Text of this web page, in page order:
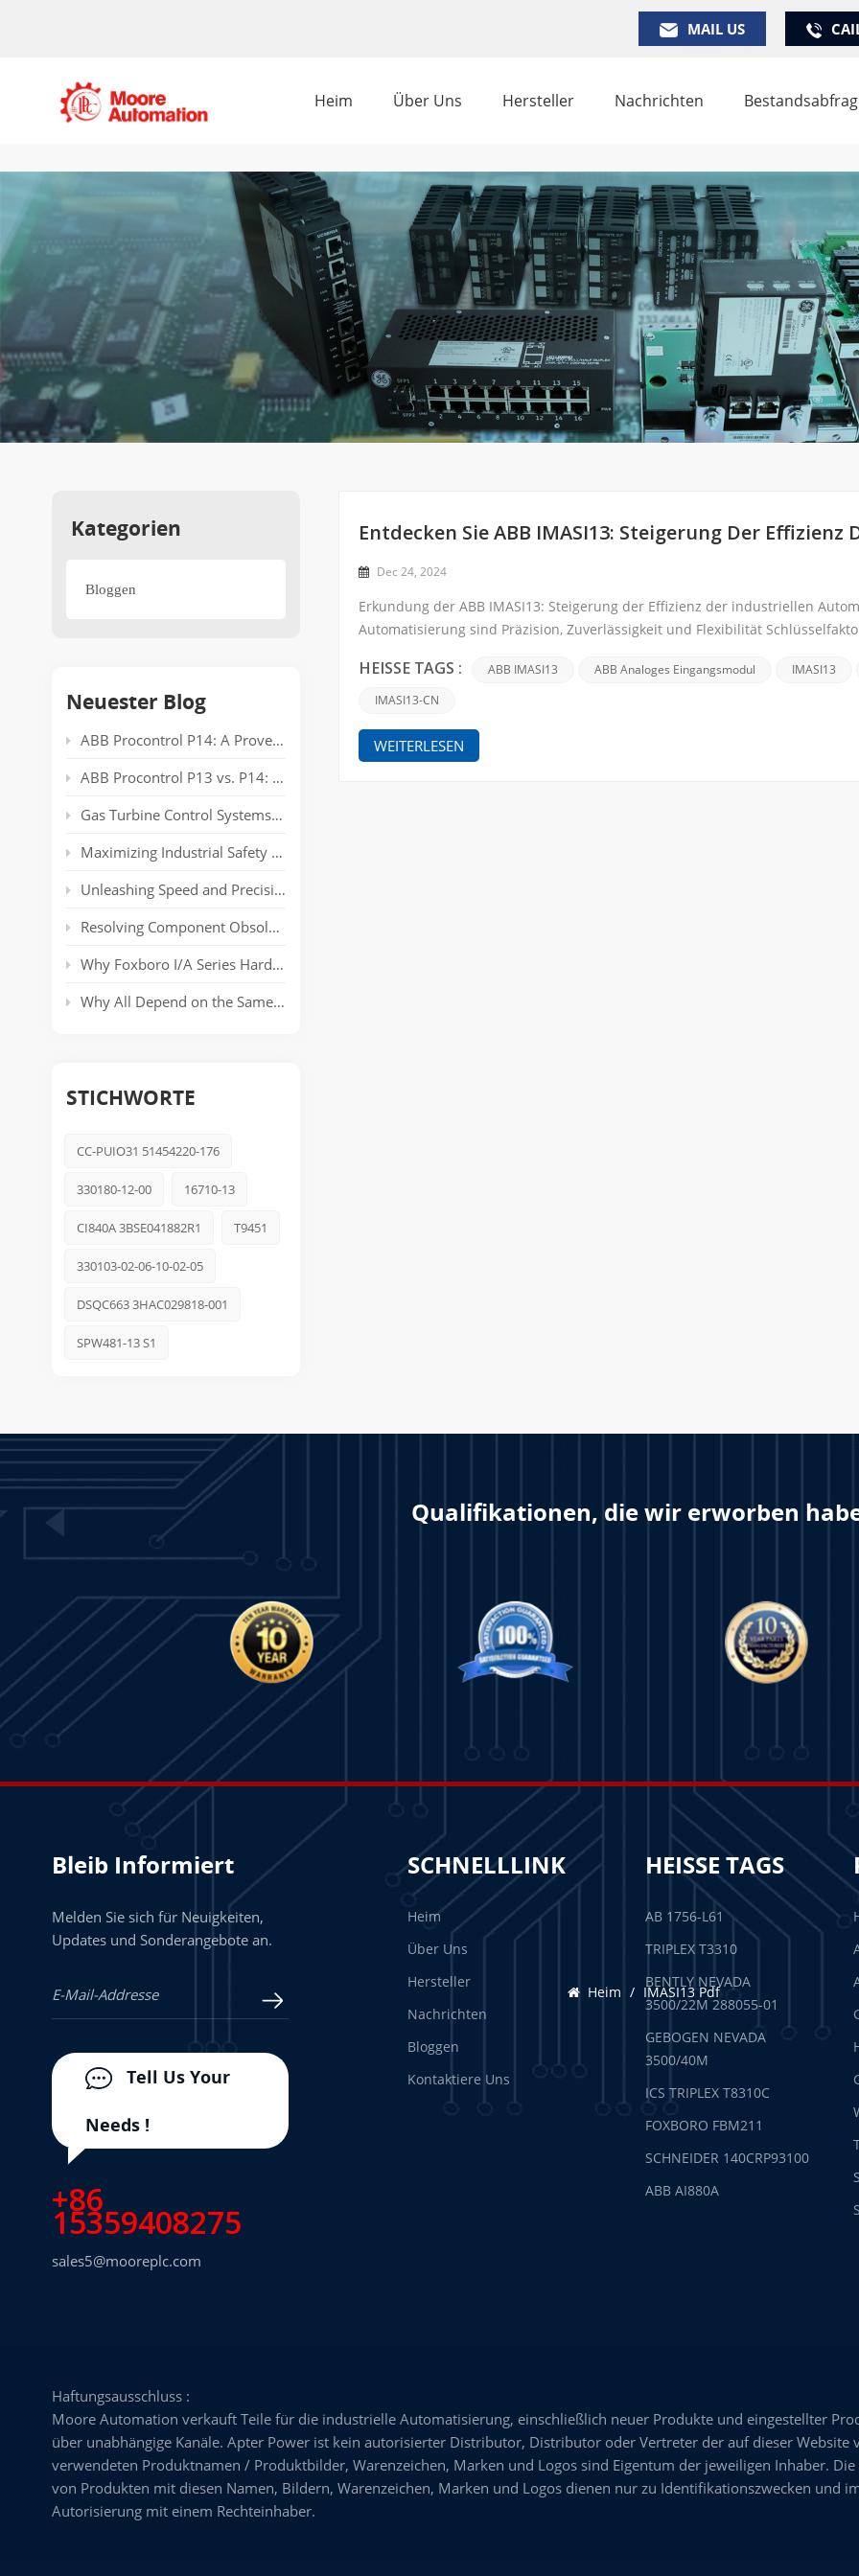
MAIL US
Heim Über Uns Hersteller Nachrichten
Suche
Heim / IMASI13 Pdf
Kategorien
Bloggen
Neuester Blog
ABB Procontrol P14: A Proven Power Plant Automation System Supporting Reliable Generation for Decades
ABB Procontrol P13 vs. P14: Technical Comparison and Spare Parts Guide
Gas Turbine Control Systems: Common Automation Platforms and Spare Parts Used in Power Generation
Maximizing Industrial Safety and Connectivity with the HIMA HIMatrix Series
Unleashing Speed and Precision: The Power of ABB’s AC 800PEC Control System
Resolving Component Obsolescence in ICS Triplex Trusted® T8000 Series Safety Systems
Why Foxboro I/A Series Hardware Still Dominates Long-Life Process Plants
Why All Depend on the Same Safety Platform: Triconex
STICHWORTE
CC-PUIO31 51454220-176
330180-12-00 16710-13
CI840A 3BSE041882R1 T9451
330103-02-06-10-02-05
DSQC663 3HAC029818-001
SPW481-13 S1
Entdecken Sie ABB IMASI13: Steigerung Der
Dec 24, 2024
Erkundung der ABB IMASI13: Steigerung der Effizienz der industriellen
Automatisierung sind Präzision, Zuverlässigkeit und Flexibilität
HEISSE TAGS : ABB IMASI13 ABB Analoges Eingangsmodul
IMASI13
IMASI13-CN
WEITERLESEN
Qualifikationen, die wir erworben
Bleib Informiert
Melden Sie sich für Neuigkeiten,
Updates und Sonderangebote an.
Tell Us Your
Needs !
+86
15359408275
sales5@mooreplc.com
SCHNELLLINK
Heim
Über Uns
Hersteller
Nachrichten
Bloggen
Kontaktiere Uns
HEISSE TAGS
AB 1756-L61
TRIPLEX T3310
BENTLY NEVADA
3500/22M 288055-01
GEBOGEN NEVADA
3500/40M
ICS TRIPLEX T8310C
FOXBORO FBM211
SCHNEIDER 140CRP93100
ABB AI880A
Haftungsausschluss :
Moore Automation verkauft Teile für die industrielle Automatisierung, einschließlich neuer Produkte und eingestellter
über unabhängige Kanäle. Apter Power ist kein autorisierter Distributor, Distributor oder Vertreter der auf dieser Website
verwendeten Produktnamen / Produktbilder, Warenzeichen, Marken und Logos sind Eigentum der jeweiligen Inhaber.
von Produkten mit diesen Namen, Bildern, Warenzeichen, Marken und Logos dienen nur zu Identifikationszwecken und
Autorisierung mit einem Rechteinhaber.